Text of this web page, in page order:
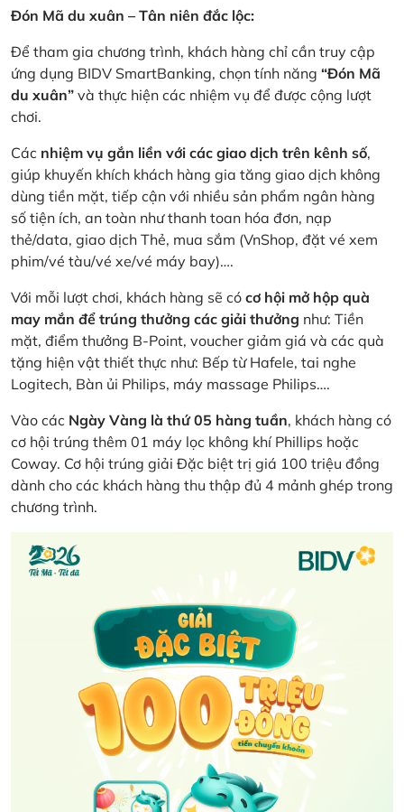
Đón Mã du xuân – Tân niên đắc lộc:
Để tham gia chương trình, khách hàng chỉ cần truy cập
ứng dụng BIDV SmartBanking, chọn tính năng “Đón Mã
du xuân” và thực hiện các nhiệm vụ để được cộng lượt
chơi.
Các nhiệm vụ gắn liền với các giao dịch trên kênh số,
giúp khuyến khích khách hàng gia tăng giao dịch không
dùng tiền mặt, tiếp cận với nhiều sản phẩm ngân hàng
số tiện ích, an toàn như thanh toan hóa đơn, nạp
thẻ/data, giao dịch Thẻ, mua sắm (VnShop, đặt vé xem
phim/vé tàu/vé xe/vé máy bay)….
Với mỗi lượt chơi, khách hàng sẽ có cơ hội mở hộp quà
may mắn để trúng thưởng các giải thưởng như: Tiền
mặt, điểm thưởng B-Point, voucher giảm giá và các quà
tặng hiện vật thiết thực như: Bếp từ Hafele, tai nghe
Logitech, Bàn ủi Philips, máy massage Philips….
Vào các Ngày Vàng là thứ 05 hàng tuần, khách hàng có
cơ hội trúng thêm 01 máy lọc không khí Phillips hoặc
Coway. Cơ hội trúng giải Đặc biệt trị giá 100 triệu đồng
dành cho các khách hàng thu thập đủ 4 mảnh ghép trong
chương trình.